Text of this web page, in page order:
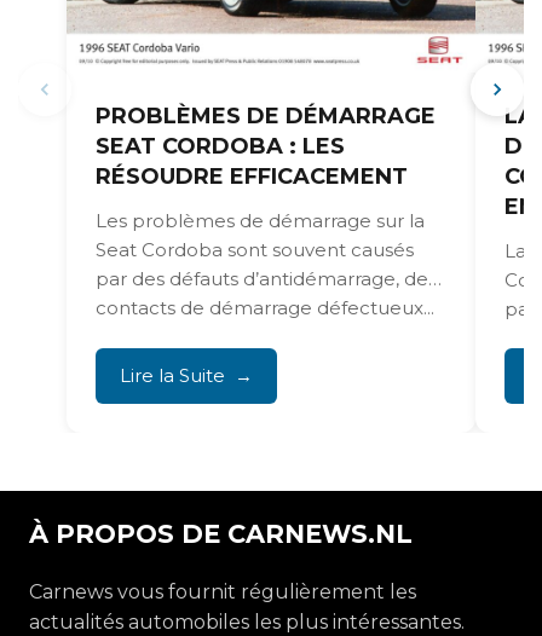
PROBLÈMES DE DÉMARRAGE
SEAT CORDOBA : LES
RÉSOUDRE EFFICACEMENT
Les problèmes de démarrage sur la
Seat Cordoba sont souvent causés
par des défauts d’antidémarrage, des
contacts de démarrage défectueux...
Lire la Suite
LA
La
À PROPOS DE CARNEWS.NL
Carnews vous fournit régulièrement les
actualités automobiles les plus intéressantes.